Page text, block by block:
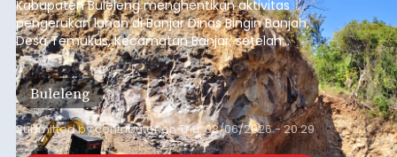
balitribune.co.id | Mangupura- DPRD Badung
bersama Pemerintah Kabupaten Badung
menyepakati Nota Kesepakatan Kebijakan
Umum APBD (KUA) dan Prioritas Plafon Anggaran
Sementara (PPAS) Tahun Anggaran 2027 dalam
rapat paripurna yang digelar di Gedung DPRD
Badung, Kamis (6/8/2026).
Badung